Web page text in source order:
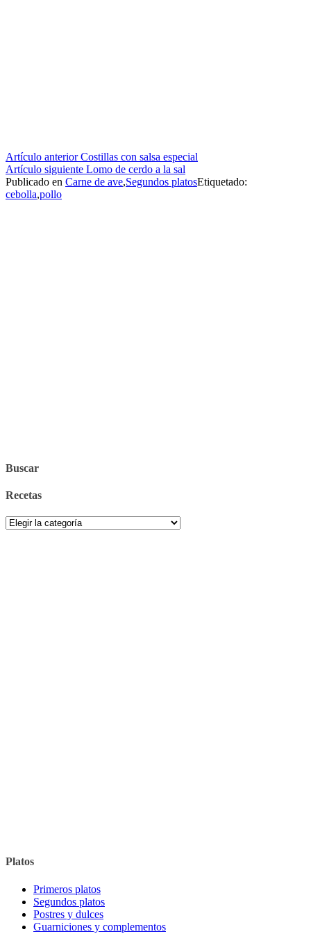
Seguir
leyendo
Artículo anteriorCostillas con salsa especial
Artículo siguiente Lomo de cerdo a la sal
Publicado en Carne de ave,Segundos platosEtiquetado:
cebolla,pollo
Buscar
Recetas
Recetas
Platos
Primeros platos
Segundos platos
Postres y dulces
Guarniciones y complementos